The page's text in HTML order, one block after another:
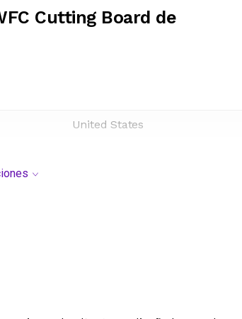
Cutting Board de
United States